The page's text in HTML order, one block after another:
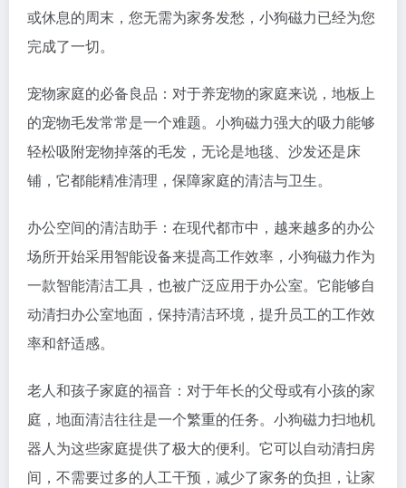
或休息的周末，您无需为家务发愁，小狗磁力已经为您
完成了一切。
宠物家庭的必备良品：对于养宠物的家庭来说，地板上
的宠物毛发常常是一个难题。小狗磁力强大的吸力能够
轻松吸附宠物掉落的毛发，无论是地毯、沙发还是床
铺，它都能精准清理，保障家庭的清洁与卫生。
办公空间的清洁助手：在现代都市中，越来越多的办公
场所开始采用智能设备来提高工作效率，小狗磁力作为
一款智能清洁工具，也被广泛应用于办公室。它能够自
动清扫办公室地面，保持清洁环境，提升员工的工作效
率和舒适感。
老人和孩子家庭的福音：对于年长的父母或有小孩的家
庭，地面清洁往往是一个繁重的任务。小狗磁力扫地机
器人为这些家庭提供了极大的便利。它可以自动清扫房
间，不需要过多的人工干预，减少了家务的负担，让家